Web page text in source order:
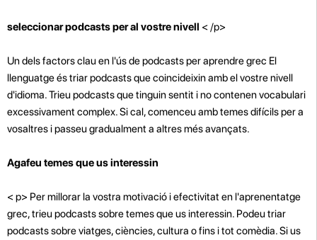
seleccionar podcasts per al vostre nivell < /p>
Un dels factors clau en l'ús de podcasts per aprendre grec El
llenguatge és triar podcasts que coincideixin amb el vostre nivell
d'idioma. Trieu podcasts que tinguin sentit i no contenen vocabulari
excessivament complex. Si cal, comenceu amb temes difícils per a
vosaltres i passeu gradualment a altres més avançats.
Agafeu temes que us interessin
< p> Per millorar la vostra motivació i efectivitat en l'aprenentatge
grec, trieu podcasts sobre temes que us interessin. Podeu triar
podcasts sobre viatges, ciències, cultura o fins i tot comèdia. Si us